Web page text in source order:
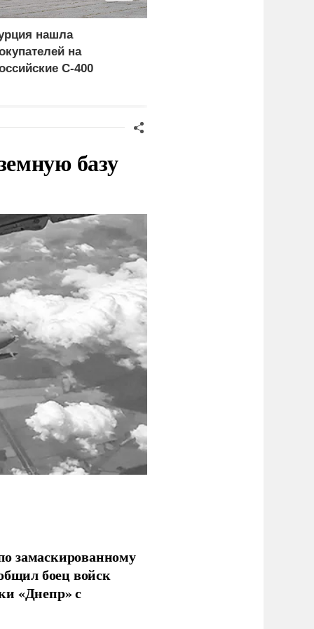
нашла
на
C-400
базу
замаскированному
боец войск
«Днепр» с